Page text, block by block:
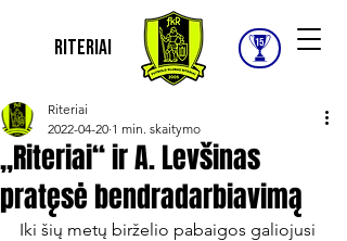
Riteriai
„Riteriai“ ir A. Levšinas
pratęsė bendradarbiavimą
Riteriai
2022-04-20 1 min. skaitymo
Iki šių metų birželio pabaigos galiojusi